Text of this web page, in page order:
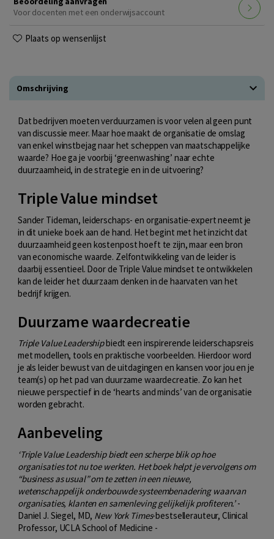
Voor docenten met een onderwijsaccount
Plaats op wensenlijst
Omschrijving
Dat bedrijven moeten verduurzamen is voor velen al geen punt
van discussie meer. Maar hoe maakt de organisatie de omslag
van enkel winstbejag naar het scheppen van maatschappelijke
waarde? Hoe ga je voorbij ‘greenwashing’ naar echte
duurzaamheid, in de strategie en in de uitvoering?
Triple Value mindset
Sander Tideman, leiderschaps- en organisatie-expert neemt je
in dit unieke boek aan de hand. Het begint met het inzicht dat
duurzaamheid geen kostenpost hoeft te zijn, maar een bron
van economische waarde. Zelfontwikkeling van de leider is
daarbij essentieel. Door de Triple Value mindset te ontwikkelen
kan de leider het duurzaam denken in de haarvaten van het
bedrijf krijgen.
Duurzame waardecreatie
Triple Value Leadershipbiedt een inspirerende leiderschapsreis
met modellen, tools en praktische voorbeelden. Hierdoor word
je als leider bewust van de uitdagingen en kansen voor jou en je
team(s) op het pad van duurzame waardecreatie. Zo kan het
nieuwe perspectief in de ‘hearts and minds’ van de organisatie
worden gebracht.
Aanbeveling
‘Triple Value Leadership biedt een scherpe blik op hoe
organisaties tot nu toe werkten. Het boek helpt je vervolgens om
“business as usual” om te zetten in een nieuwe,
wetenschappelijk onderbouwde systeembenadering waarvan
organisaties, klanten en samenleving gelijkelijk profiteren.’-
Daniel J. Siegel, MD, New York Times-bestsellerauteur, Clinical
Professor, UCLA School of Medicine -